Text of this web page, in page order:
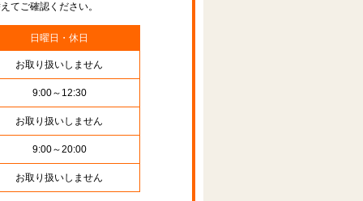
てご確認ください。
日曜日・休日
お取り扱いしません
9:00～12:30
お取り扱いしません
9:00～20:00
お取り扱いしません